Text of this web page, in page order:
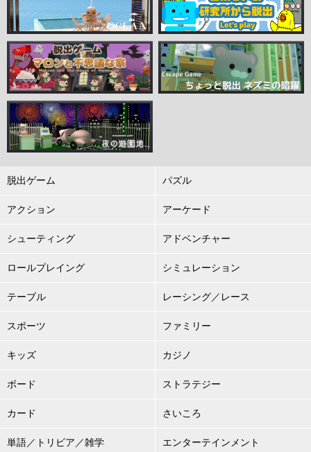
脱出ゲーム パズル
アクション アーケード
シューティング アドベンチャー
ロールプレイング シミュレーション
テーブル レーシング／レース
スポーツ ファミリー
キッズ カジノ
ボード ストラテジー
カード さいころ
単語／トリビア／雑学 エンターテインメント